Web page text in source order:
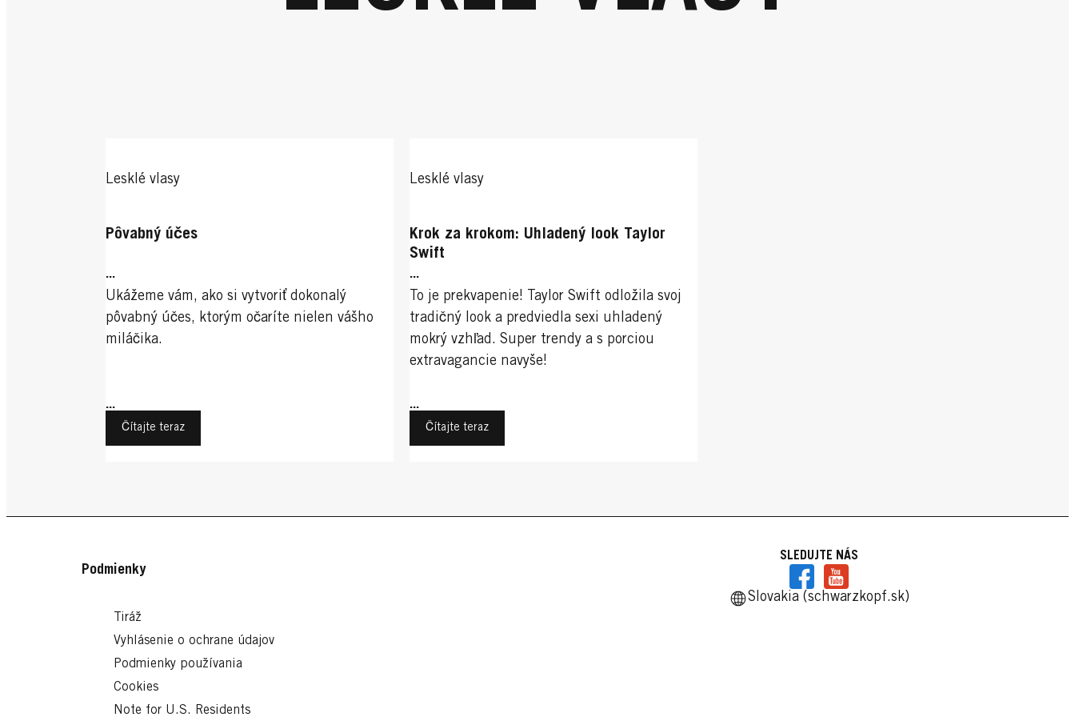
Lesklé vlasy
Pôvabný účes
...
Ukážeme vám, ako si vytvoriť dokonalý
pôvabný účes, ktorým očaríte nielen vášho
miláčika.
...
Čítajte teraz
Lesklé vlasy
Krok za krokom: Uhladený look Taylor
Swift
...
To je prekvapenie! Taylor Swift odložila svoj
tradičný look a predviedla sexi uhladený
mokrý vzhľad. Super trendy a s porciou
extravagancie navyše!
...
Čítajte teraz
Podmienky
Tiráž
Vyhlásenie o ochrane údajov
Podmienky používania
Cookies
Note for U.S. Residents
SLEDUJTE NÁS
Slovakia (schwarzkopf.sk)